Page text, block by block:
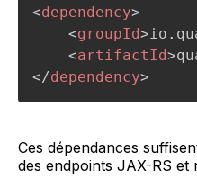
<dependency>
<groupId>
<artifactId>
</dependency>
Ces dépendances
des endpoints JAX-RS et